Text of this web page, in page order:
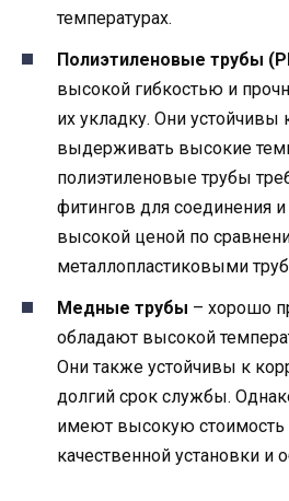
температурах.
Полиэтиленовые трубы
высокой гибкостью и
их укладку. Они устойчивы
выдерживать высокие
полиэтиленовые трубы
фитингов для соединения
высокой ценой по
металлопластиковыми
Медные трубы – хорошо
обладают высокой
Они также устойчивы к
долгий срок службы.
имеют высокую стоимость
качественной установки и